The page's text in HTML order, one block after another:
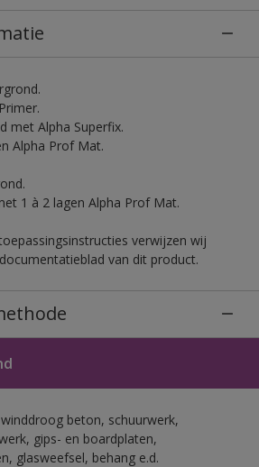
met Alpha Superfix.
Alpha Prof Mat.
1 à 2 lagen Alpha Prof Mat.
verwijzen wij
van dit product.
beton, schuurwerk,
gips- en boardplaten,
glasweefsel, behang e.d.